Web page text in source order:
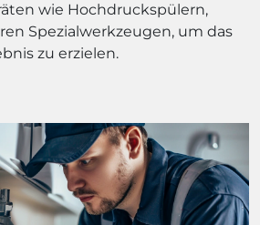
wie Hochdruckspülern,
Spezialwerkzeugen, um das
zu erzielen.